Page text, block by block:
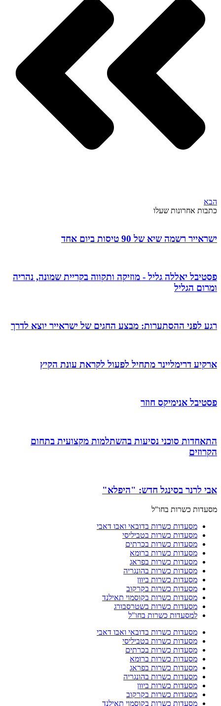
הבא
כתבות אחרונות שעלו
ישראייר רשמה שיא של 90 טיסות ביום אחד
פסטיבל יאללה גליל - מוזיקה ותקווה בקריית שמונה, נהריה
ומרום הגליל
רגע לפני ההסתערות: מבצע החגים של ישראייר יוצא לדרך
ארקיע דרימליינר מתחיל לפעול לקראת עונת הקיץ
פסטיבל אנימיקס חוזר
התאחדות סוכני נסיעות בהשתלמות מקצועית בתחום
הקרוזים
אבי לרנר בסינגל חדש: "היפלא"
מסעדות כשרות בחו"ל
מסעדות כשרות בדובאי ואבו דאבי
מסעדות כשרות בטביליסי
מסעדות כשרות בכרתים
מסעדות כשרות ברומא
מסעדות כשרות בפראג
מסעדות כשרות בהונגריה
מסעדות כשרות ביוון
מסעדות כשרות בקרקוב
מסעדות כשרות בקוסמוי תאילנד
מסעדות כשרות בשטרסבורג
למסעדות כשרות בחו"ל
מסעדות כשרות בדובאי ואבו דאבי
מסעדות כשרות בטביליסי
מסעדות כשרות בכרתים
מסעדות כשרות ברומא
מסעדות כשרות בפראג
מסעדות כשרות בהונגריה
מסעדות כשרות ביוון
מסעדות כשרות בקרקוב
מסעדות כשרות בקוסמוי תאילנד